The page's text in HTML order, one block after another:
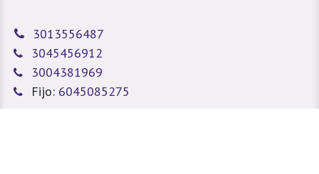
3013556487
3045456912
3004381969
Fijo: 6045085275